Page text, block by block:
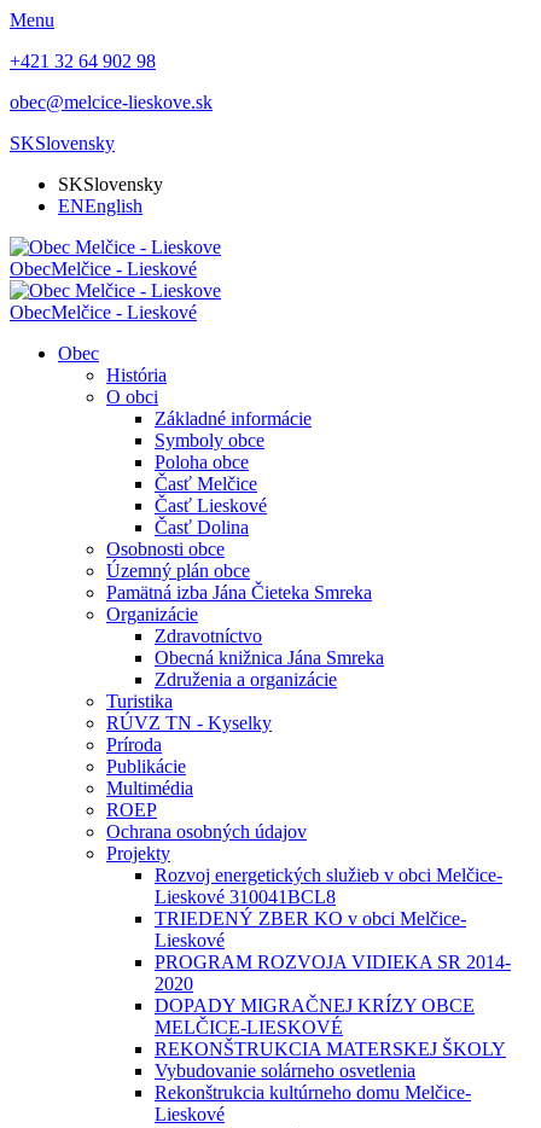
Menu
+421 32 64 902 98
obec@melcice-lieskove.sk
SKSlovensky
SKSlovensky
ENEnglish
ObecMelčice - Lieskové
ObecMelčice - Lieskové
Obec
História
O obci
Základné informácie
Symboly obce
Poloha obce
Časť Melčice
Časť Lieskové
Časť Dolina
Osobnosti obce
Územný plán obce
Pamätná izba Jána Čieteka Smreka
Organizácie
Zdravotníctvo
Obecná knižnica Jána Smreka
Združenia a organizácie
Turistika
RÚVZ TN - Kyselky
Príroda
Publikácie
Multimédia
ROEP
Ochrana osobných údajov
Projekty
Rozvoj energetických služieb v obci Melčice-
Lieskové 310041BCL8
TRIEDENÝ ZBER KO v obci Melčice-
Lieskové
PROGRAM ROZVOJA VIDIEKA SR 2014-
2020
DOPADY MIGRAČNEJ KRÍZY OBCE
MELČICE-LIESKOVÉ
REKONŠTRUKCIA MATERSKEJ ŠKOLY
Vybudovanie solárneho osvetlenia
Rekonštrukcia kultúrneho domu Melčice-
Lieskové